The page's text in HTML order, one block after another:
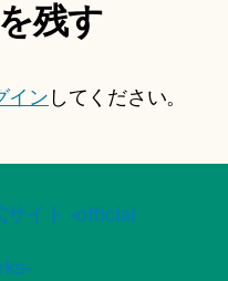
残す
イン してください。
サイト -official